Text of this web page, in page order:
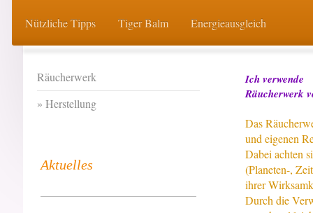
Nützliche Tipps Tiger Balm Energieausgleich
Ich verwende
Räucherwerk
Das
und eigenen
Dabei achten
(Planeten-,
ihrer
Durch die
Räucherwerk
Herstellung
Aktuelles